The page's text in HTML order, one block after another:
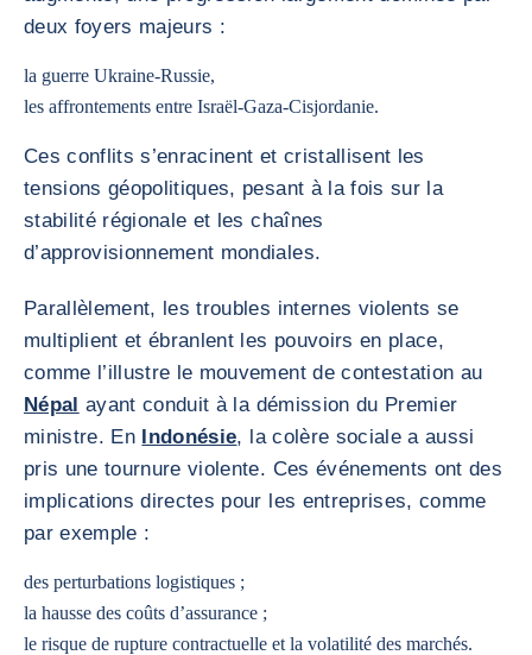
deux foyers majeurs :
la guerre Ukraine-Russie,
les affrontements entre Israël-Gaza-Cisjordanie.
Ces conflits s’enracinent et cristallisent les
tensions géopolitiques, pesant à la fois sur la
stabilité régionale et les chaînes
d’approvisionnement mondiales.
Parallèlement, les troubles internes violents se
multiplient et ébranlent les pouvoirs en place,
comme l’illustre le mouvement de contestation au
Népal ayant conduit à la démission du Premier
ministre. En Indonésie, la colère sociale a aussi
pris une tournure violente. Ces événements ont des
implications directes pour les entreprises, comme
par exemple :
des perturbations logistiques ;
la hausse des coûts d’assurance ;
le risque de rupture contractuelle et la volatilité des marchés.